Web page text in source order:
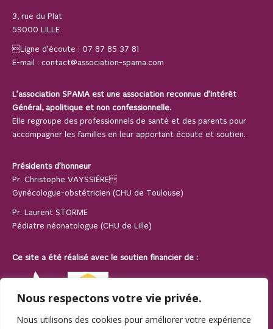
Nous respectons votre vie privée.
Nous utilisons des cookies pour améliorer votre expérience
3, rue du Plat
59000 LILLE
Ligne d’écoute : 07 87 85 37 81
E-mail : contact@association-spama.com
L’association SPAMA est une association reconnue d’Intérêt
Général, apolitique et non confessionnelle.
Elle regroupe des professionnels de santé et des parents pour
accompagner les familles en leur apportant écoute et soutien.
Présidents d’honneur
Pr. Christophe VAYSSIÈRE
Gynécologue-obstétricien (CHU de Toulouse)
Pr. Laurent STORME
Pédiatre néonatologue (CHU de Lille)
Ce site a été réalisé avec le soutien financier de :